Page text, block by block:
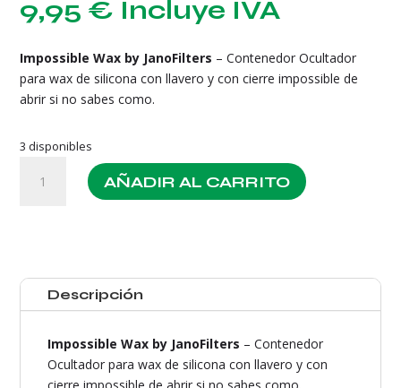
9,95 € Incluye IVA
Impossible Wax by JanoFilters – Contenedor Ocultador
para wax de silicona con llavero y con cierre impossible de
abrir si no sabes como.
3 disponibles
Impossible
AÑADIR AL CARRITO
Descripción
Impossible Wax by JanoFilters – Contenedor
Ocultador para wax de silicona con llavero y con